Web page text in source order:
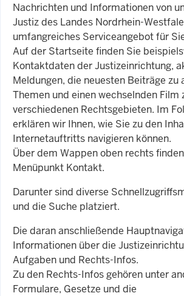
Nachrichten und Informationen von
Justiz des Landes Nordrhein-
umfangreiches Serviceangebot für
Auf der Startseite finden Sie
Kontaktdaten der Justizeinrichtung,
Meldungen, die neuesten Beiträge zu
Themen und einen wechselnden Film
verschiedenen Rechtsgebieten. Im
erklären wir Ihnen, wie Sie zu den
Internetauftritts navigieren können.
Über dem Wappen oben rechts
Menüpunkt Kontakt.
Darunter sind diverse
und die Suche platziert.
Die daran anschließende
Informationen über die
Aufgaben und Rechts-Infos.
Zu den Rechts-Infos gehören unter
Formulare, Gesetze und die